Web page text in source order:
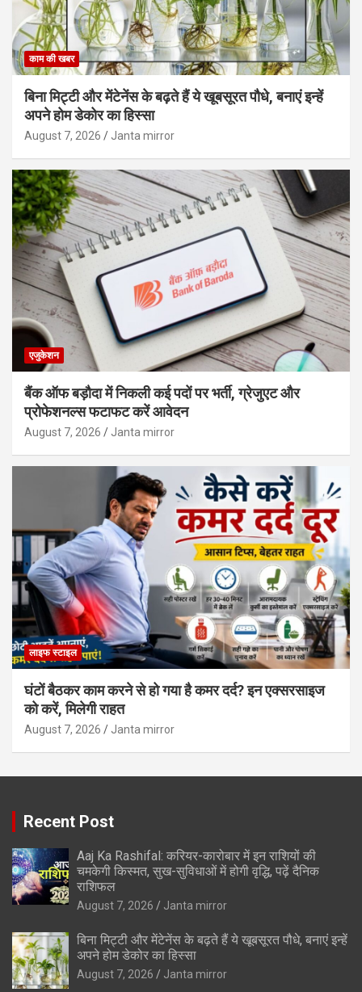
काम की खबर
बिना मिट्टी और मेंटेनेंस के बढ़ते हैं ये खूबसूरत पौधे, बनाएं इन्‍हें
अपने होम डेकोर का हिस्‍सा
August 7, 2026 Janta mirror
एजुकेशन
बैंक ऑफ बड़ौदा में निकली कई पदों पर भर्ती, ग्रेजुएट और
प्रोफेशनल्स फटाफट करें आवेदन
August 7, 2026 Janta mirror
लाइफ स्टाइल
घंटों बैठकर काम करने से हो गया है कमर दर्द? इन एक्सरसाइज
को करें, मिलेगी राहत
August 7, 2026 Janta mirror
Recent Post
Aaj Ka Rashifal: करियर-कारोबार में इन राशियों की
चमकेगी किस्मत, सुख-सुविधाओं में होगी वृद्धि, पढ़ें दैनिक
राशिफल
August 7, 2026 Janta mirror
बिना मिट्टी और मेंटेनेंस के बढ़ते हैं ये खूबसूरत पौधे, बनाएं इन्‍हें
अपने होम डेकोर का हिस्‍सा
August 7, 2026 Janta mirror